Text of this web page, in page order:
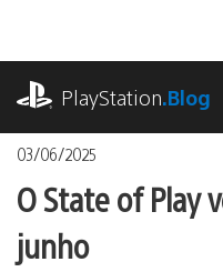
o
conteúdo
PlayStation.Blog
03/06/2025
O State of Play
junho